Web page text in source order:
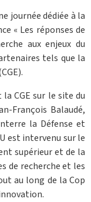
journée dédiée à la
« Les réponses de
aux enjeux du
tels que la
CGE sur le site du
François Balaudé,
la Défense et
est intervenu sur le
supérieur et de la
de recherche et les
au long de la Cop